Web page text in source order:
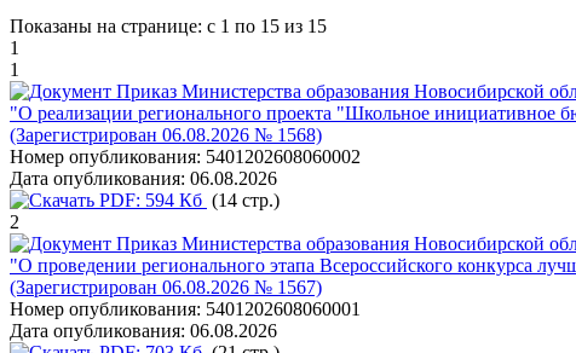
Показаны на странице: с 1 по 15 из 15
1
1
Приказ Министерства образования Новосибирской
"О реализации регионального проекта "Школьное инициативное
(Зарегистрирован 06.08.2026 № 1568)
Номер опубликования: 5401202608060002
Дата опубликования: 06.08.2026
PDF: 594 Кб (14 стр.)
2
Приказ Министерства образования Новосибирской
"О проведении регионального этапа Всероссийского конкурса
(Зарегистрирован 06.08.2026 № 1567)
Номер опубликования: 5401202608060001
Дата опубликования: 06.08.2026